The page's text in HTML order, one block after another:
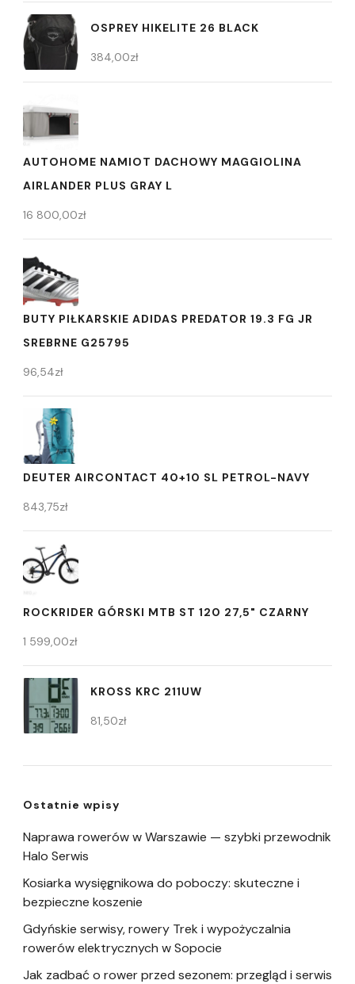
OSPREY HIKELITE 26 BLACK
384,00zł
AUTOHOME NAMIOT DACHOWY MAGGIOLINA
AIRLANDER PLUS GRAY L
16 800,00zł
BUTY PIŁKARSKIE ADIDAS PREDATOR 19.3 FG JR
SREBRNE G25795
96,54zł
DEUTER AIRCONTACT 40+10 SL PETROL-NAVY
843,75zł
ROCKRIDER GÓRSKI MTB ST 120 27,5" CZARNY
1 599,00zł
KROSS KRC 211UW
81,50zł
Ostatnie wpisy
Naprawa rowerów w Warszawie — szybki przewodnik
Halo Serwis
Kosiarka wysięgnikowa do poboczy: skuteczne i
bezpieczne koszenie
Gdyńskie serwisy, rowery Trek i wypożyczalnia
rowerów elektrycznych w Sopocie
Jak zadbać o rower przed sezonem: przegląd i serwis